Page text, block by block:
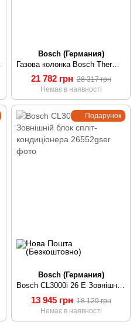
Bosch (Германия)
Газова колонка Bosch Therm 6000 O WRD 10-2 G
21 782 грн 28 317 грн
Немає в наявності
Подарунок
Bosch (Германия)
Bosch CL3000i 26 E Зовнішній блок спліт-кондиціонера
13 945 грн 18 129 грн
Немає в наявності